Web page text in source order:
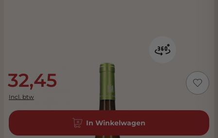
32,45
Incl. btw
In Winkelwagen